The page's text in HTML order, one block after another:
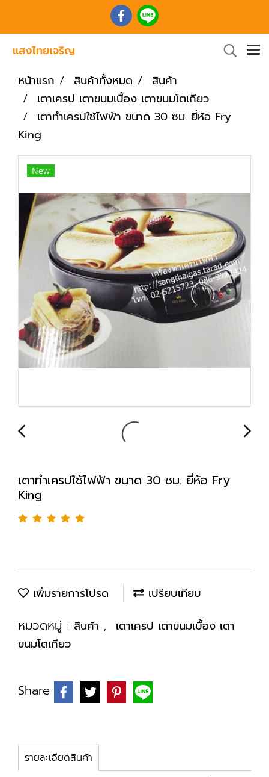
หน้าแรก สินค้าทั้งหมด
สินค้า
เตาเครป เตาขนมเบื้อง เตาขนมโตเกียว
เตาทำเครปใช้ไฟฟ้า ขนาด 30 ซม. ยี่ห้อ Fry
King
New
เตาทำเครปใช้ไฟฟ้า ขนาด 30 ซม. ยี่ห้อ Fry
King
เพิ่มรายการโปรด เปรียบเทียบ
หมวดหมู่ : สินค้า ,
เตาเครป เตาขนมเบื้อง เตา
ขนมโตเกียว
Share
รายละเอียดสินค้า